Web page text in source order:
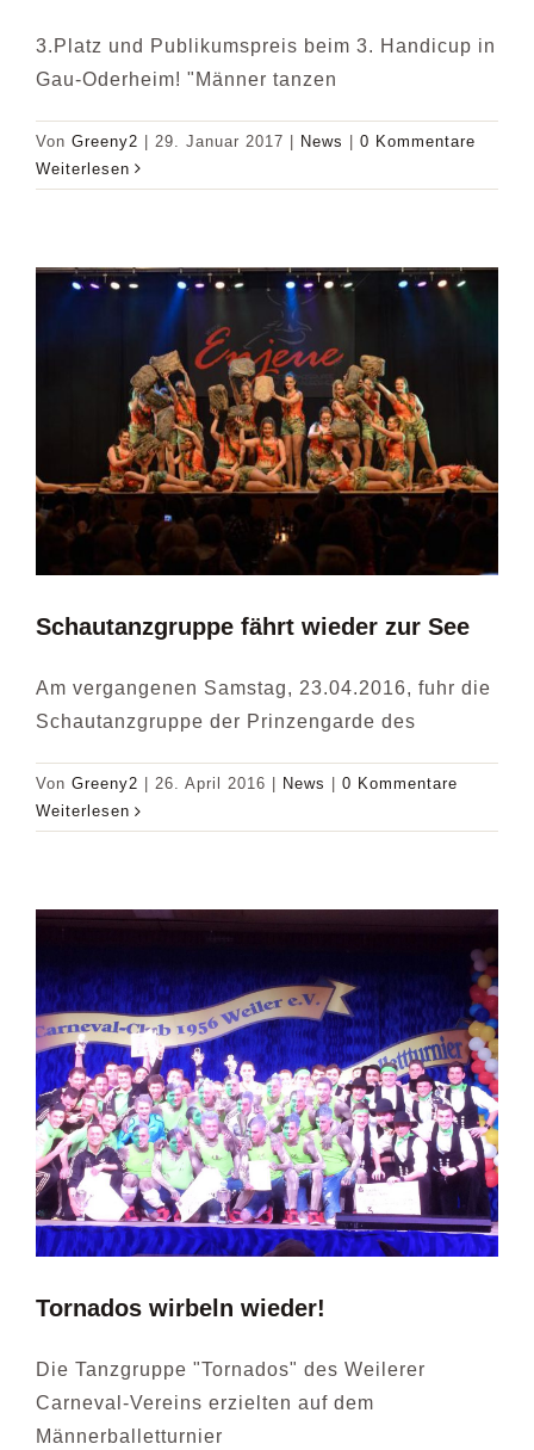
3.Platz und Publikumspreis beim 3. Handicup in
Gau-Oderheim! "Männer tanzen
Von Greeny2 29. Januar 2017 News
0 Kommentare
Weiterlesen
Schautanzgruppe fährt wieder zur See
Am vergangenen Samstag, 23.04.2016, fuhr die
Schautanzgruppe der Prinzengarde des
Von Greeny2 26. April 2016 News
0 Kommentare
Weiterlesen
Tornados wirbeln wieder!
Die Tanzgruppe "Tornados" des Weilerer
Carneval-Vereins erzielten auf dem
Männerballetturnier